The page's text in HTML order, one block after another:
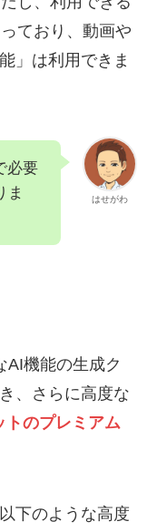
ており、動画や
」は利用できま
はせがわ
必要
ま
AI機能の生成ク
、さらに高度な
トのプレミアム
下のような高度